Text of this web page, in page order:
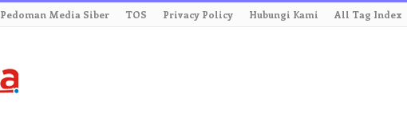
Pedoman Media Siber TOS Privacy Policy Hubungi Kami All Tag Index